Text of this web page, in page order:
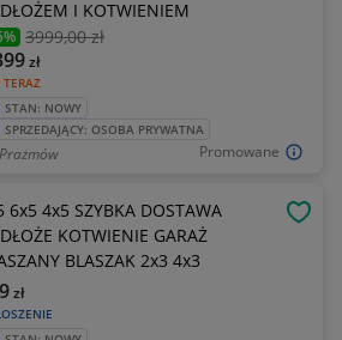
Promowane
I KOTWIENIEM
3999,00 zł
TERAZ
zł
STAN: NOWY
SPRZEDAJĄCY: OSOBA PRYWATNA
Prażmów
6x5 4x5 SZYBKA DOSTAWA
KOTWIENIE GARAŻ
BLASZAK 2x3 4x3
zł